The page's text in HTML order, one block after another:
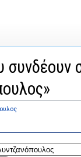
συνδέουν